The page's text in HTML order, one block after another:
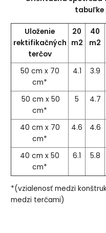
tabuľke
Uloženie
rektifikačných
terčov
20
m2
40
m2
50 cm x 70
cm*
4.1 3.9
50 cm x 50
cm*
5 4.7
40 cm x 70
cm*
4.6 4.6
40 cm x 50
cm*
6.1 5.8
*(vzialenosť medzi
medzi terčami)